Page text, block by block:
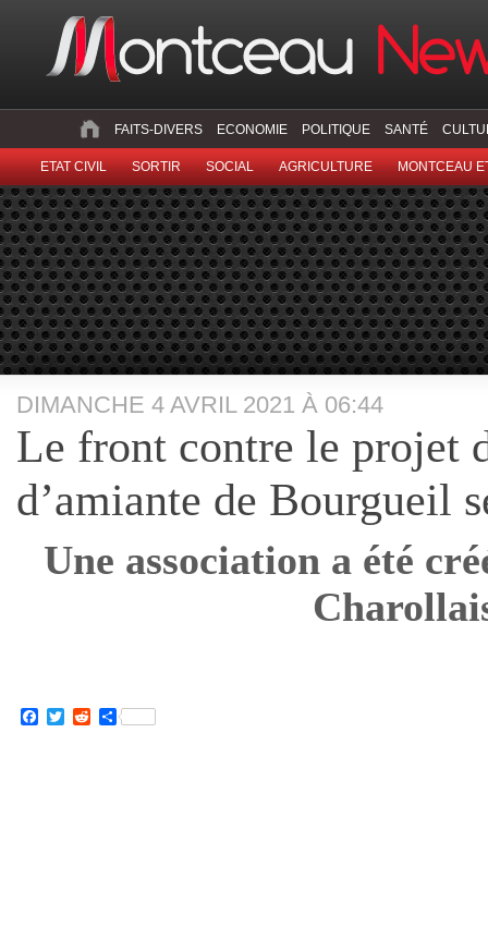
FAITS-DIVERS ECONOMIE POLITIQUE SANTÉ
ETAT CIVIL SORTIR SOCIAL AGRICULTURE MONTCEAU
DIMANCHE 4 AVRIL 2021 À 06:44
Le front contre le projet
d’amiante de Bourgueil
Une association a été
Facebook
TwitterRedditPartager